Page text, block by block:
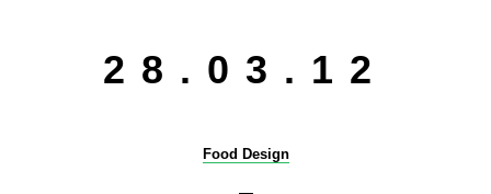
28.03.12
Food Design